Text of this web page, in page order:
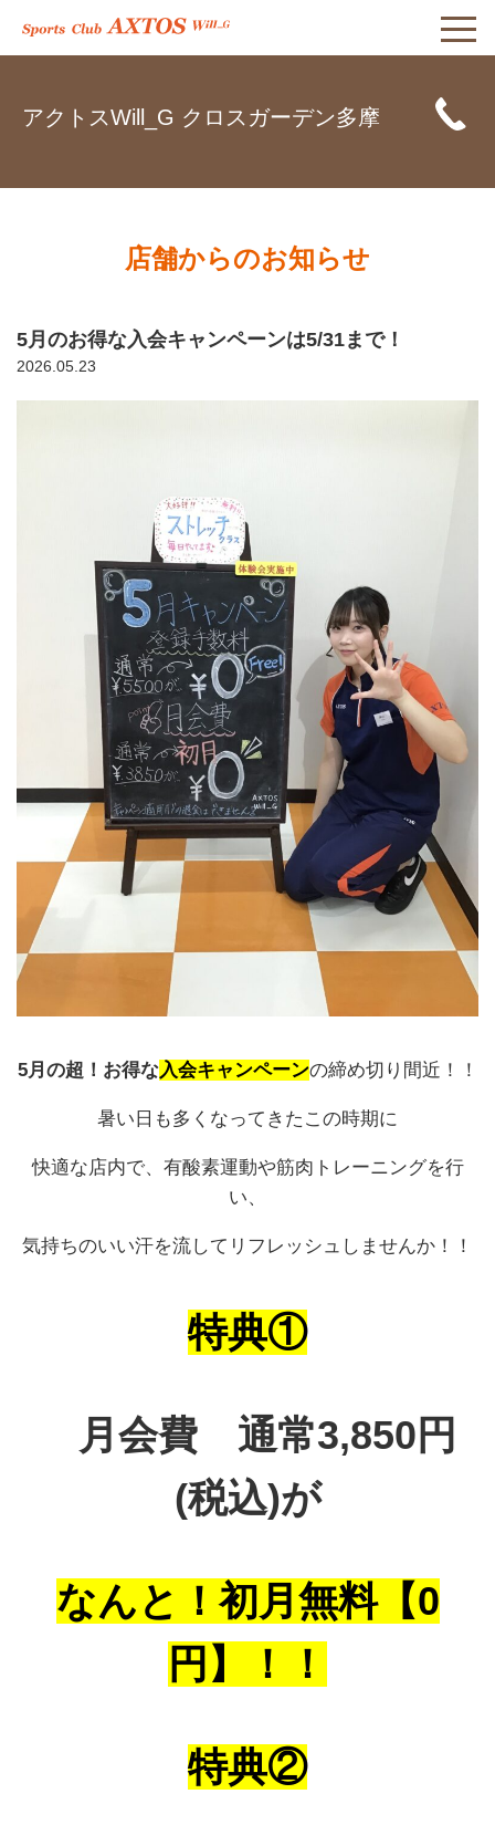
アクトスWill_G クロスガーデン多摩
店舗からのお知らせ
5月のお得な入会キャンペーンは5/31まで！
2026.05.23
5月の超！お得な入会キャンペーンの締め切り間近！！
暑い日も多くなってきたこの時期に
快適な店内で、有酸素運動や筋肉トレーニングを行
い、
気持ちのいい汗を流してリフレッシュしませんか！！
特典①
月会費 通常3,850円
(税込)が
なんと！初月無料【0
円】！！
特典②